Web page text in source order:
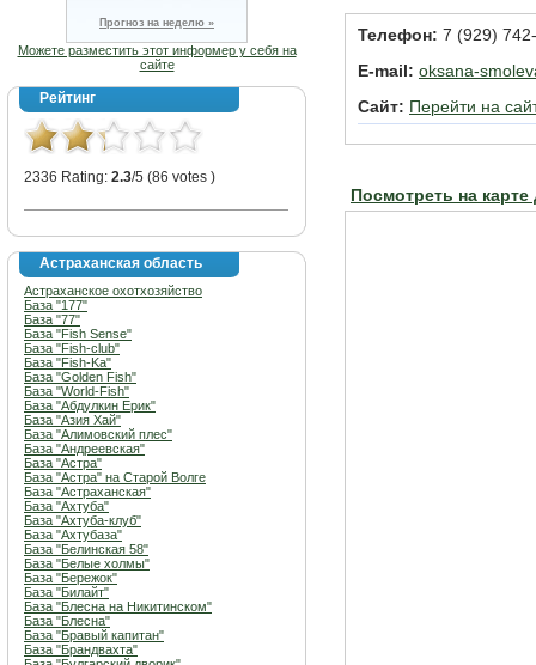
Прогноз на неделю »
Можете разместить этот информер у себя на
сайте
Рейтинг
2336 Rating: 2.3/5 (86 votes )
Астраханская область
Астраханское охотхозяйство
База "177"
База "77"
База "Fish Sense"
База "Fish-club"
База "Fish-Ka"
База "Golden Fish"
База "World-Fish"
База "Абдулкин Ерик"
База "Азия Хай"
База "Алимовский плес"
База "Андреевская"
База "Астра"
База "Астра" на Старой Волге
База "Астраханская"
База "Ахтуба"
База "Ахтуба-клуб"
База "Ахтубаза"
База "Белинская 58"
База "Белые холмы"
База "Бережок"
База "Билайт"
База "Блесна на Никитинском"
База "Блесна"
База "Бравый капитан"
База "Брандвахта"
Телефон: 7 (929)
E-mail: oksana-
Сайт: Перейти на
Посмотреть на